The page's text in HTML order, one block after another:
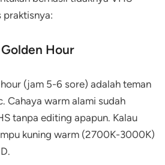
praktisnya:
Hour
(jam 5-6 sore) adalah teman
Cahaya warm alami sudah
tanpa editing apapun. Kalau
kuning warm (2700K-3000K)